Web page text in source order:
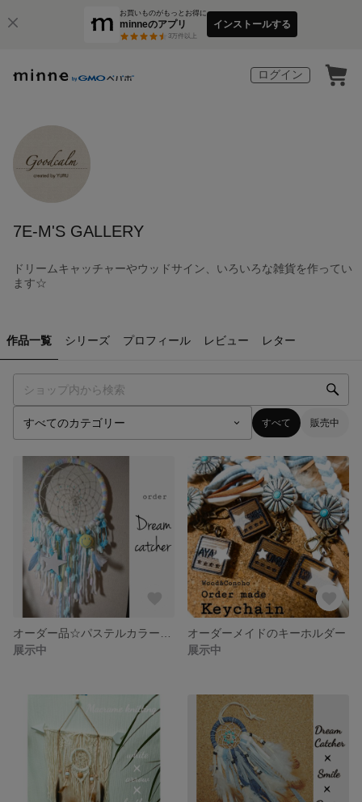
お買いものがもっとお得に
minneのアプリ
3万件以上
インストールする
ログイン
7E-M'S GALLERY
ドリームキャッチャーやウッドサイン、いろいろな雑貨を作ってい
ます☆
作品一覧 シリーズ プロフィール レビュー レター
すべて 販売中
展示中
オーダーメイドのキーホルダー
展示中